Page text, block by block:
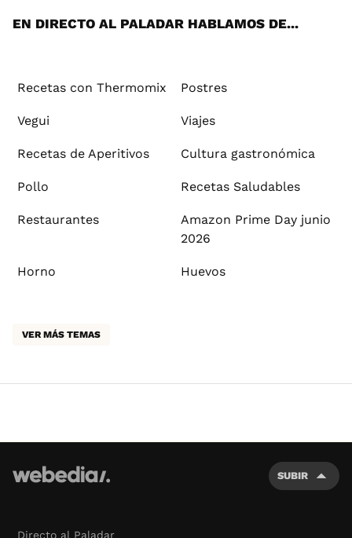
EN DIRECTO AL PALADAR HABLAMOS DE...
Recetas con Thermomix Postres
Vegui Viajes
Recetas de Aperitivos Cultura gastronómica
Pollo Recetas Saludables
Restaurantes
Amazon Prime Day junio
2026
Horno Huevos
VER MÁS TEMAS
SUBIR
Directo al Paladar